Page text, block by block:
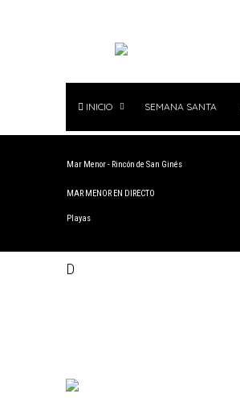
INICIO SEMANA SANTA
Mar Menor - Rincón de San Ginés
MAR MENOR EN DIRECTO
Playas
D